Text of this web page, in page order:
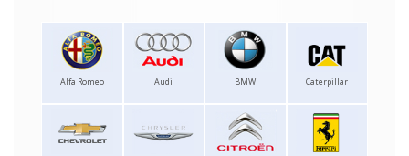
Alfa Romeo Audi BMW Caterpillar